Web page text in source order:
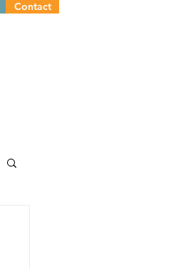
Contact